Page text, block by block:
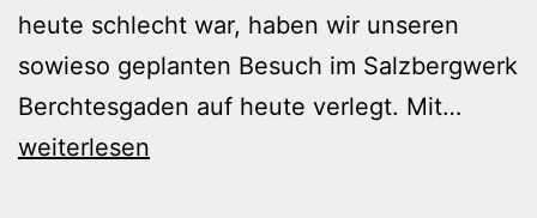
heute schlecht war, haben wir unseren
sowieso geplanten Besuch im Salzbergwerk
Berchtesgaden auf heute verlegt. Mit…
weiterlesen